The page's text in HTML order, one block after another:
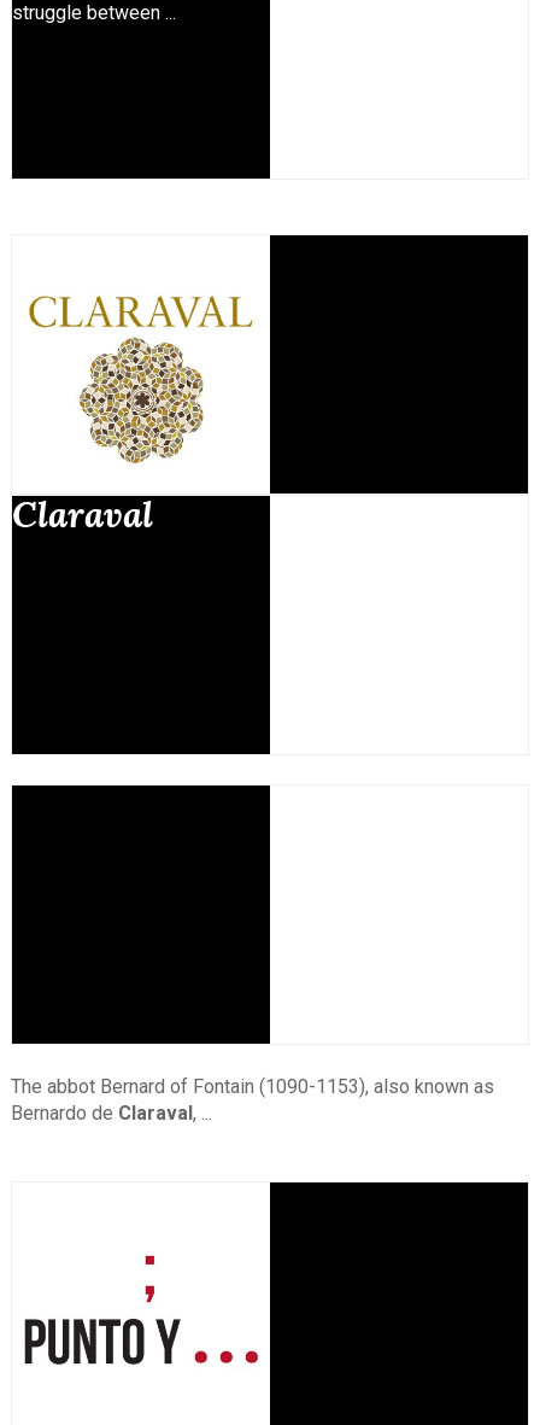
struggle between ...
Claraval
The abbot Bernard of Fontain (1090-1153), also known as
Bernardo de Claraval , ...